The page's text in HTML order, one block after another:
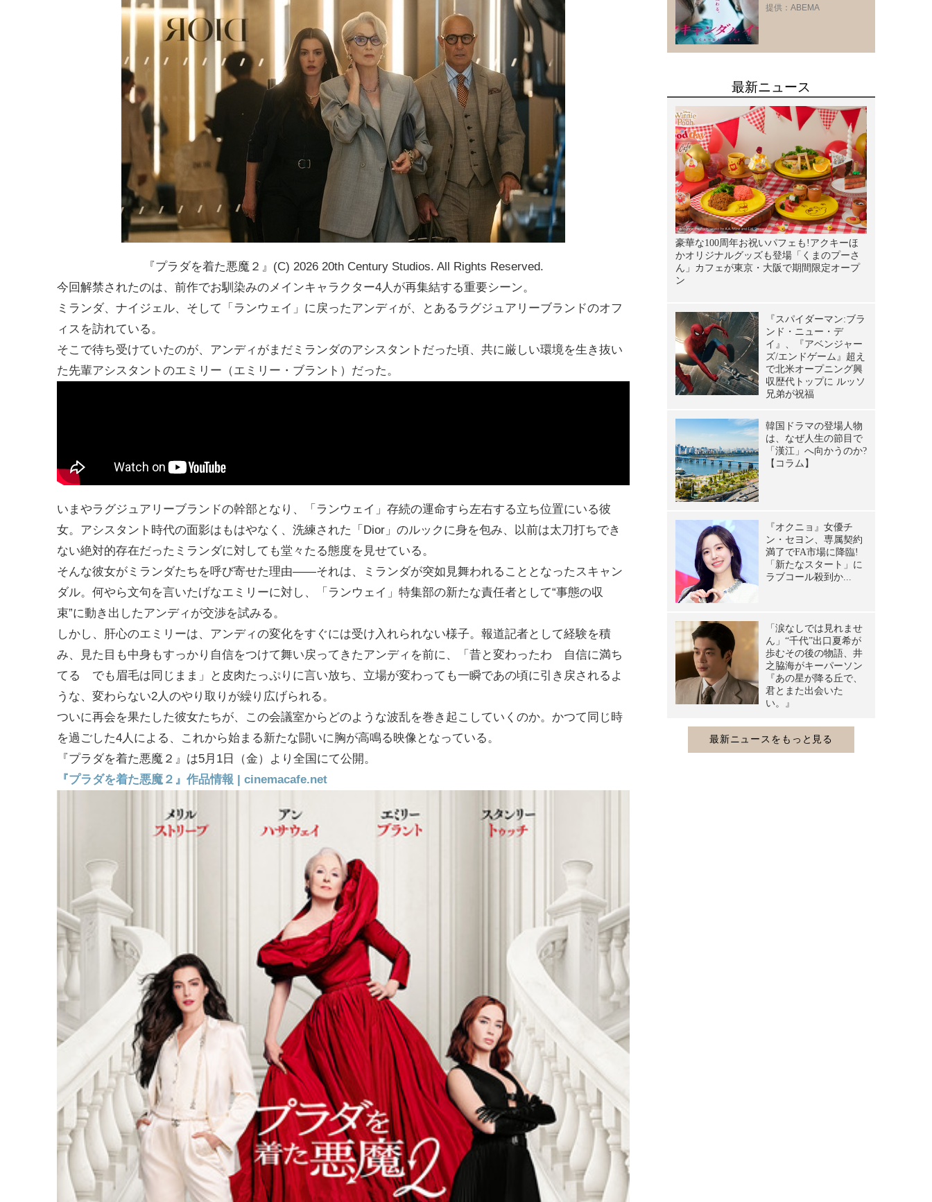
『プラダを着た悪魔２』(C) 2026 20th Century Studios. All Rights Reserved.
今回解禁されたのは、前作でお馴染みのメインキャラクター4人が再集結する重要シーン。
ミランダ、ナイジェル、そして「ランウェイ」に戻ったアンディが、とあるラグジュアリーブランドのオフ
ィスを訪れている。
そこで待ち受けていたのが、アンディがまだミランダのアシスタントだった頃、共に厳しい環境を生き抜い
た先輩アシスタントのエミリー（エミリー・ブラント）だった。
いまやラグジュアリーブランドの幹部となり、「ランウェイ」存続の運命すら左右する立ち位置にいる彼
女。アシスタント時代の面影はもはやなく、洗練された「Dior」のルックに身を包み、以前は太刀打ちでき
ない絶対的存在だったミランダに対しても堂々たる態度を見せている。
そんな彼女がミランダたちを呼び寄せた理由――それは、ミランダが突如見舞われることとなったスキャン
ダル。何やら文句を言いたげなエミリーに対し、「ランウェイ」特集部の新たな責任者として“事態の収
束”に動き出したアンディが交渉を試みる。
しかし、肝心のエミリーは、アンディの変化をすぐには受け入れられない様子。報道記者として経験を積
み、見た目も中身もすっかり自信をつけて舞い戻ってきたアンディを前に、「昔と変わったわ 自信に満ち
てる でも眉毛は同じまま」と皮肉たっぷりに言い放ち、立場が変わっても一瞬であの頃に引き戻されるよ
うな、変わらない2人のやり取りが繰り広げられる。
ついに再会を果たした彼女たちが、この会議室からどのような波乱を巻き起こしていくのか。かつて同じ時
を過ごした4人による、これから始まる新たな闘いに胸が高鳴る映像となっている。
『プラダを着た悪魔２』は5月1日（金）より全国にて公開。
『プラダを着た悪魔２』作品情報 | cinemacafe.net
提供：ABEMA